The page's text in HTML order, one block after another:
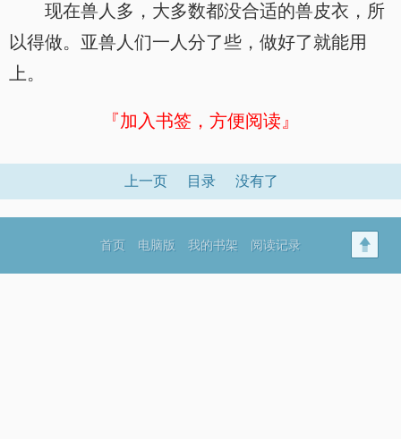
现在兽人多，大多数都没合适的兽皮衣，所
以得做。亚兽人们一人分了些，做好了就能用
上。
『加入书签，方便阅读』
上一页 目录 没有了
首页 电脑版 我的书架 阅读记录